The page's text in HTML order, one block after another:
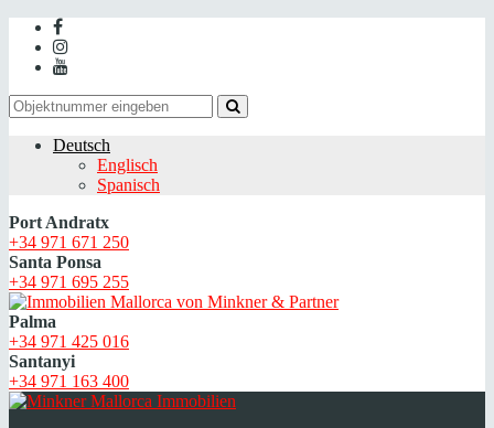
Deutsch
Englisch
Spanisch
Port Andratx
+34 971 671 250
Santa Ponsa
+34 971 695 255
Palma
+34 971 425 016
Santanyi
+34 971 163 400